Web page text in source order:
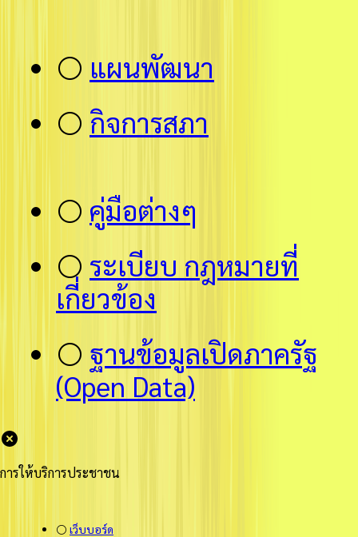
⚪ แผนพัฒนา
⚪ กิจการสภา
⚪ คู่มือต่างๆ
⚪ ระเบียบ กฎหมายที่
เกี่ยวข้อง
⚪ ฐานข้อมูลเปิดภาครัฐ
(Open Data)
การให้บริการประชาชน
⚪ เว็บบอร์ด